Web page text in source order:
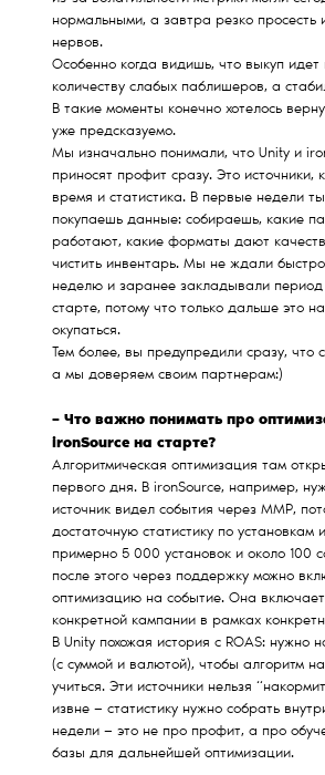
нормальными, а завтра резко просесть
нервов.
Особенно когда видишь, что выкуп идет
количеству слабых паблишеров, а
В такие моменты конечно хотелось
уже предсказуемо.
Мы изначально понимали, что Unity и
приносят профит сразу. Это источники,
время и статистика. В первые недели
покупаешь данные: собираешь, какие
работают, какие форматы дают
чистить инвентарь. Мы не ждали
неделю и заранее закладывали период
старте, потому что только дальше это
окупаться.
Тем более, вы предупредили сразу, что
а мы доверяем своим партнерам:)
– Что важно понимать про
ironSource на старте?
Алгоритмическая оптимизация там
первого дня. В ironSource, например,
источник видел события через MMP,
достаточную статистику по установкам
примерно 5 000 установок и около 100
после этого через поддержку можно
оптимизацию на событие. Она
конкретной кампании в рамках
В Unity похожая история с ROAS: нужно
(с суммой и валютой), чтобы алгоритм
учиться. Эти источники нельзя
извне — статистику нужно собрать
недели — это не про профит, а про
базы для дальнейшей оптимизации.